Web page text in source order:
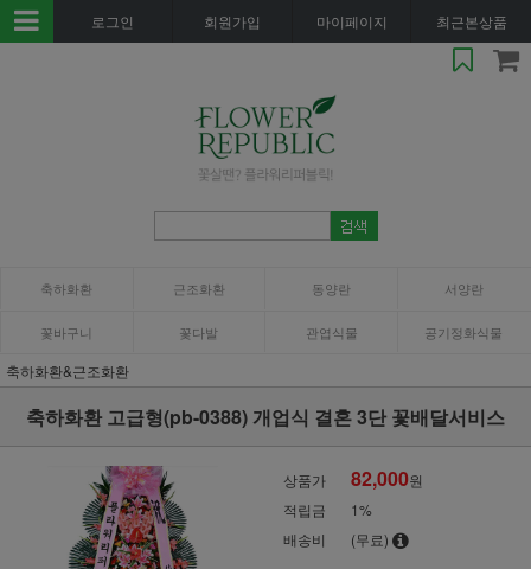
로그인 회원가입 마이페이지 최근본상품
축하화환 근조화환 동양란 서양란
꽃바구니 꽃다발 관엽식물 공기정화식물
축하화환&근조화환
축하화환 고급형(pb-0388) 개업식 결혼 3단 꽃배달서비스
상품가 82,000원
적립금
1%
배송비
(무료)